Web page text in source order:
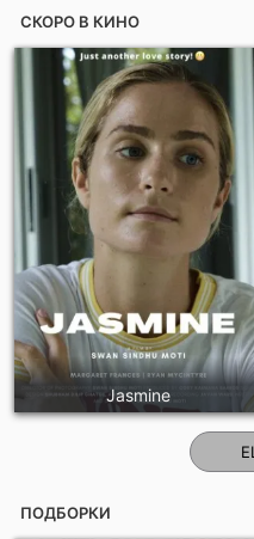
СКОРО В КИНО
Jasmine
ПОДБОРКИ